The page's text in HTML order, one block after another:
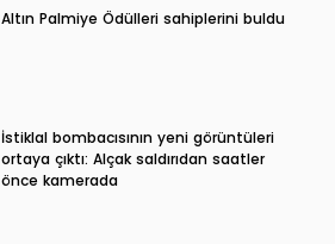
Altın Palmiye Ödülleri sahiplerini buldu
İstiklal bombacısının yeni görüntüleri
ortaya çıktı: Alçak saldırıdan saatler
önce kamerada